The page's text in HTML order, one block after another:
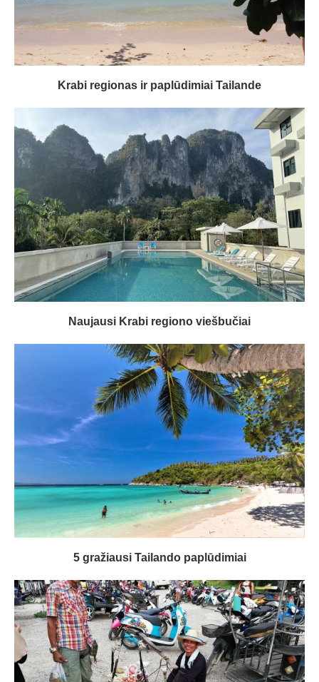
Krabi regionas ir paplūdimiai Tailande
Naujausi Krabi regiono viešbučiai
5 gražiausi Tailando paplūdimiai